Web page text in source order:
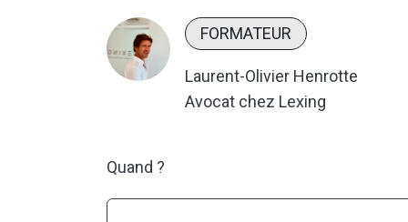
FORMATEUR
Laurent-Olivier Henrotte
Avocat chez Lexing
Quand ?